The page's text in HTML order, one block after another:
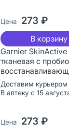
Цена 273 ₽
В корзину
Garnier
тканевая с
Доставим курьером
В аптеку с 15
Цена 273 ₽